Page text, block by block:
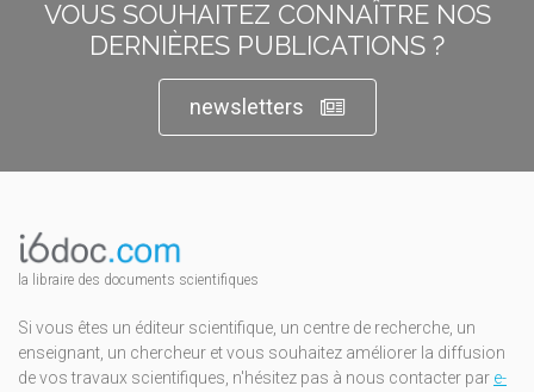
VOUS SOUHAITEZ CONNAÎTRE NOS
DERNIÈRES PUBLICATIONS ?
newsletters
la libraire des documents scientifiques
Si vous êtes un éditeur scientifique, un centre de recherche, un
enseignant, un chercheur et vous souhaitez améliorer la diffusion
de vos travaux scientifiques, n'hésitez pas à nous contacter par e-